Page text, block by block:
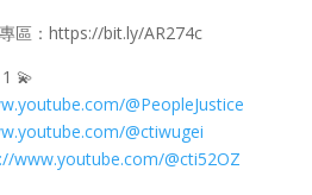
區：https://bit.ly/AR274c
💫
@PeopleJustice
@ctiwugei
www.youtube.com/@cti52OZ